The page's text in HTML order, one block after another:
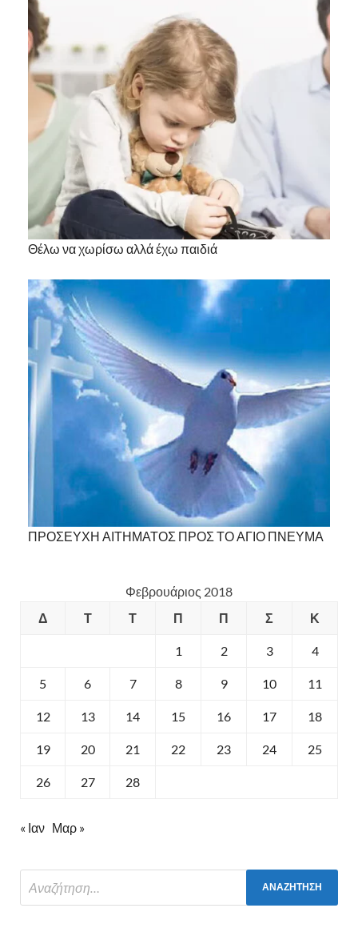
Θέλω να χωρίσω αλλά έχω παιδιά
ΠΡΟΣΕΥΧΗ ΑΙΤΗΜΑΤΟΣ ΠΡΟΣ ΤΟ ΑΓΙΟ ΠΝΕΥΜΑ
Φεβρουάριος 2018
Δ
Τ Τ Π Π Σ Κ
1 2 3 4
5 6 7 8 9 10 11
12 13 14 15 16 17 18
19 20 21 22 23 24 25
26 27 28
« Ιαν Μαρ »